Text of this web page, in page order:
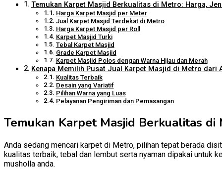
Temukan Karpet Masjid Berkualitas di Metro: Harga,
Harga Karpet Masjid per Meter
Jual Karpet Masjid Terdekat di Metro
Harga Karpet Masjid per Roll
Karpet Masjid Turki
Tebal Karpet Masjid
Grade Karpet Masjid
Karpet Masjid Polos dengan Warna Hijau dan Merah
Kenapa Memilih Pusat Jual Karpet Masjid di Metro dari
Kualitas Terbaik
Desain yang Variatif
Pilihan Warna yang Luas
Pelayanan Pengiriman dan Pemasangan
Temukan Karpet Masjid Berkualitas
Anda sedang mencari karpet di Metro, pilihan tepat berada
kualitas terbaik, tebal dan lembut serta nyaman dipakai untuk
musholla anda.